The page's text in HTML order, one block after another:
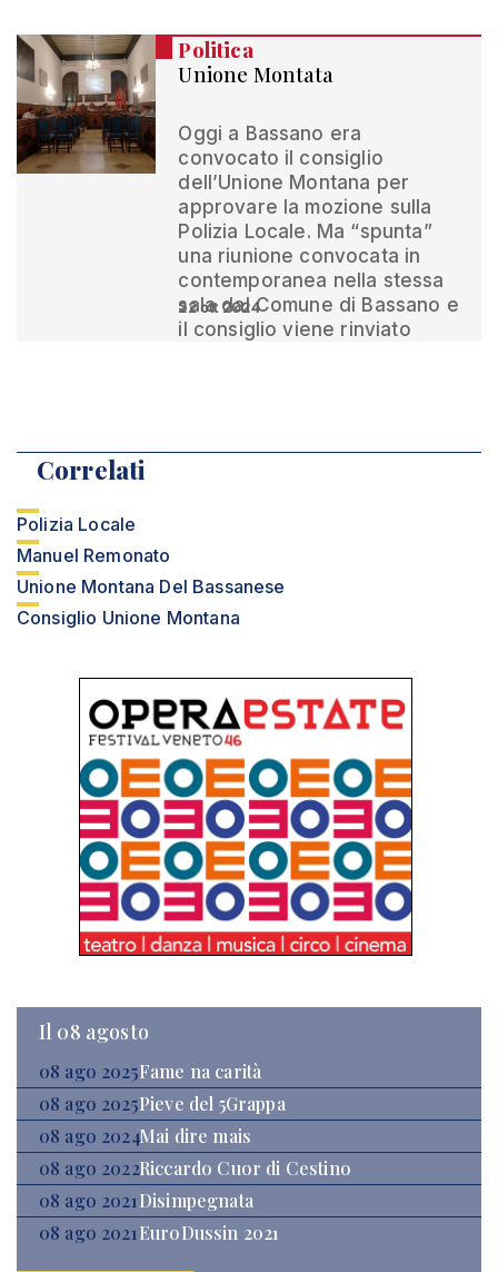
Politica
Unione Montata
Oggi a Bassano era
convocato il consiglio
dell’Unione Montana per
approvare la mozione sulla
Polizia Locale. Ma “spunta”
una riunione convocata in
contemporanea nella stessa
sala dal Comune di Bassano e
il consiglio viene rinviato
22 ott 2024
Correlati
Polizia Locale
Manuel Remonato
Unione Montana Del Bassanese
Consiglio Unione Montana
Il 08 agosto
08 ago 2025Fame na carità
08 ago 2025Pieve del 5Grappa
08 ago 2024Mai dire mais
08 ago 2022Riccardo Cuor di Cestino
08 ago 2021Disimpegnata
08 ago 2021EuroDussin 2021